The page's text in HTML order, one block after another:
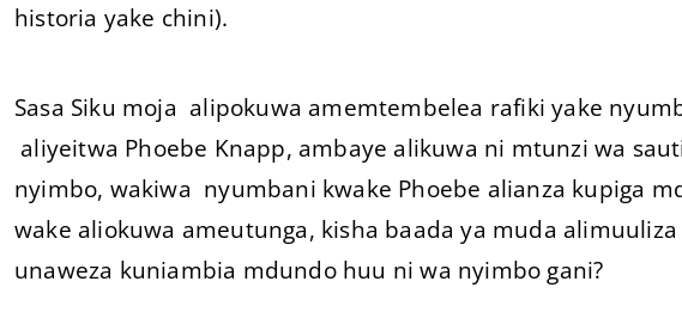
historia yake chini).
Sasa Siku moja alipokuwa amemtembelea rafiki yake
aliyeitwa Phoebe Knapp, ambaye alikuwa ni mtunzi wa
nyimbo, wakiwa nyumbani kwake Phoebe alianza kupiga
wake aliokuwa ameutunga, kisha baada ya muda alimuuliza
unaweza kuniambia mdundo huu ni wa nyimbo gani?